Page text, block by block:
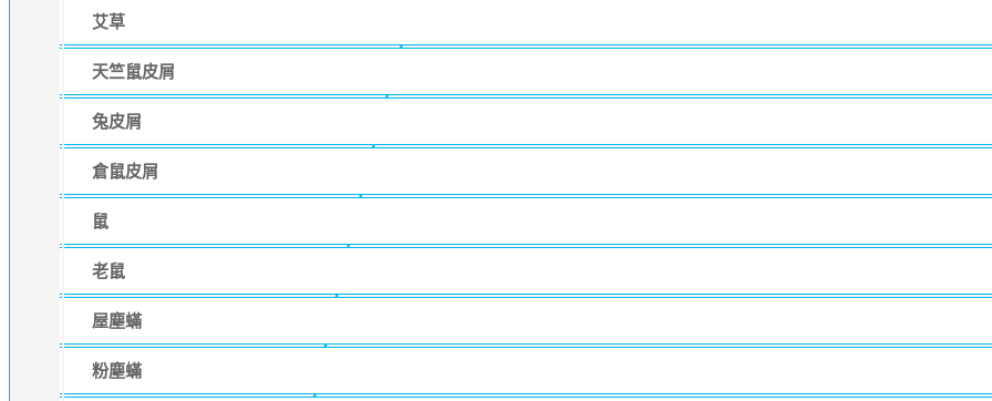
艾草
天竺鼠皮屑
兔皮屑
倉鼠皮屑
鼠
老鼠
屋塵蟎
粉塵蟎